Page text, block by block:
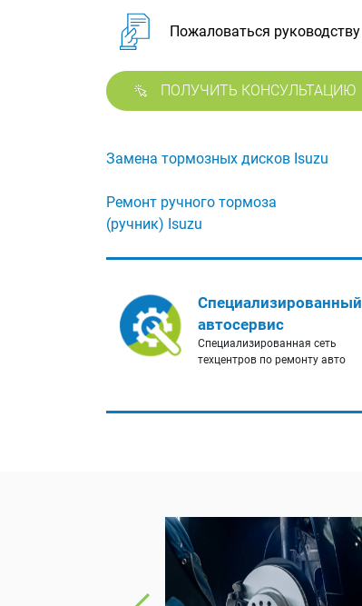
Пожаловаться руководству
ПОЛУЧИТЬ КОНСУЛЬТАЦИЮ
Замена тормозных дисков Isuzu
Ремонт ручного тормоза
(ручник) Isuzu
Специализированный
автосервис
Специализированная сеть
техцентров по ремонту авто